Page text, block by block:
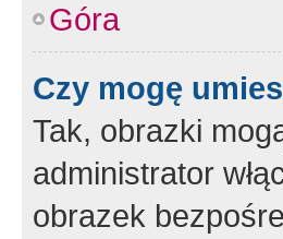
Góra
Czy mogę
Tak, obrazki
administrator
obrazek